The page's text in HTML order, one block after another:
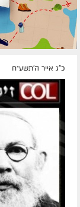
כ"ג אייר ה׳תשע״ח